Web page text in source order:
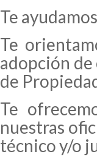
Te
Te
adopción de
de
Te
nuestras
técnico y/o